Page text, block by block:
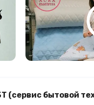
(сервис бытовой